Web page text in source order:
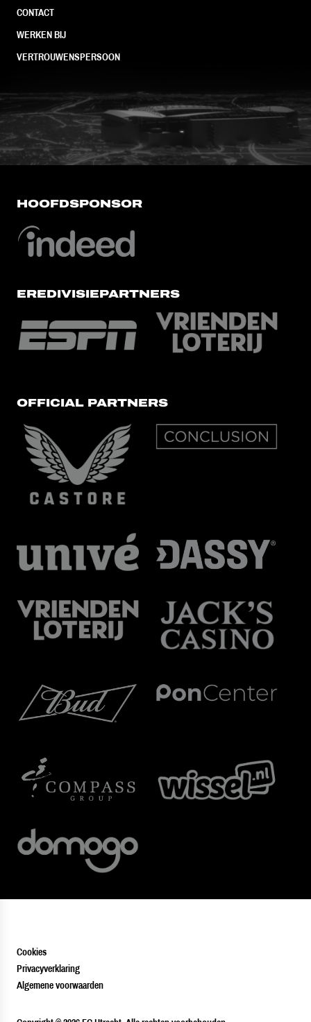
CONTACT
WERKEN BIJ
VERTROUWENSPERSOON
FC Utrecht<br>vanuit<br>het
HOOFDSPONSOR
EREDIVISIEPARTNERS
OFFICIAL PARTNERS
Cookies
Privacyverklaring
Algemene voorwaarden